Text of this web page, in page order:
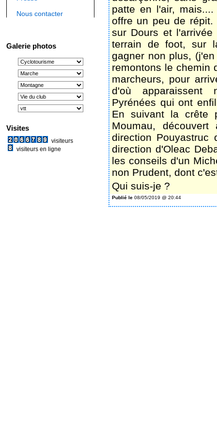
Nous contacter
Galerie photos
Visites
visiteurs
visiteurs en ligne
patte en l'air,
offre un peu de répit.
sur Dours et l'arrivée
terrain de foot, sur
gagner non plus,
remontons le chemin
marcheurs, pour
d'où apparaissent
Pyrénées qui ont
En suivant la crête
Moumau,
direction Pouyastruc
direction d'Oleac
les conseils d'un
non Prudent, dont
Qui suis-je ?
Publié le 08/05/2019 @ 20:44